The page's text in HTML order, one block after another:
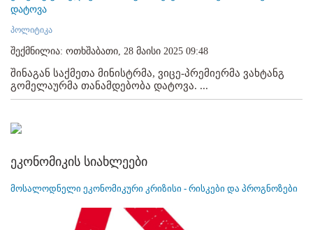
დატოვა
პოლიტიკა
შექმნილია: ოთხშაბათი, 28 მაისი 2025 09:48
შინაგან საქმეთა მინისტრმა, ვიცე-პრემიერმა ვახტანგ
გომელაურმა თანამდებობა დატოვა. ...
ეკონომიკის სიახლეები
მოსალოდნელი ეკონომიკური კრიზისი - რისკები და პროგნოზები